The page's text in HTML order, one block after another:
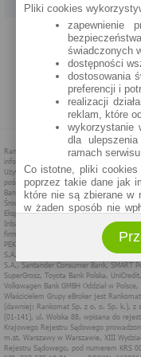
PROGRAM PARTNERSKI O
POLITYKA PRYWATNOŚCI
Pliki cookies
zapewnienie
świadczonych
dostępności
dostosowania
preferencji i
realizacji
reklam, które
wykorzystanie
dla
ramach serwisu
Co istotne, pliki
poprzez takie dane jak
które nie są zbierane w
w żaden sposób nie
Zakres
określenia w
wprowadzenia zmian
być zapisywane w
Administratorem danych
spółka Rankomat.pl
k.) z siedzibą w
Możesz jako
administratorem pod